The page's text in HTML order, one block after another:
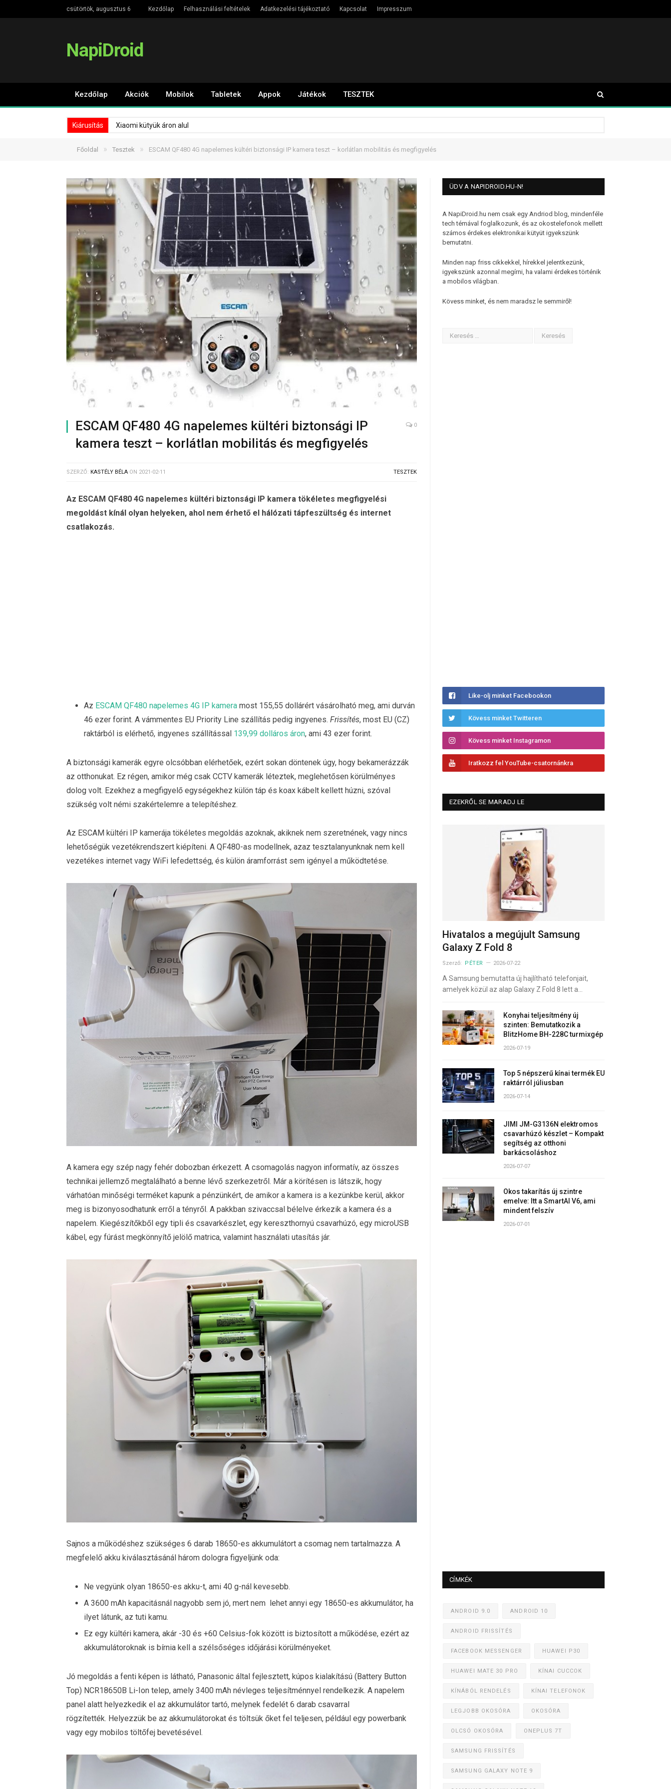
csütörtök, augusztus 6 Kezdőlap Felhasználási feltételek Adatkezelési tájékoztató Kapcsolat Impresszum
NapiDroid
Kezdőlap Akciók Mobilok Tabletek Appok Játékok TESZTEK
Kiárusítás Xiaomi kütyük áron alul
Főoldal » Tesztek » ESCAM QF480 4G napelemes kültéri biztonsági IP kamera teszt – korlátlan mobilitás és megfigyelés
ESCAM QF480 4G napelemes kültéri biztonsági IP
kamera teszt – korlátlan mobilitás és megfigyelés
0
SZERZŐ: KASTÉLY BÉLA ON 2021-02-11 TESZTEK
Az ESCAM QF480 4G napelemes kültéri biztonsági IP kamera tökéletes megfigyelési
megoldást kínál olyan helyeken, ahol nem érhető el hálózati tápfeszültség és internet
csatlakozás.
Az ESCAM QF480 napelemes 4G IP kamera most 155,55 dollárért vásárolható meg, ami durván
46 ezer forint. A vámmentes EU Priority Line szállítás pedig ingyenes. Frissítés, most EU (CZ)
raktárból is elérhető, ingyenes szállítással 139,99 dolláros áron, ami 43 ezer forint.
A biztonsági kamerák egyre olcsóbban elérhetőek, ezért sokan döntenek úgy, hogy bekamerázzák
az otthonukat. Ez régen, amikor még csak CCTV kamerák léteztek, meglehetősen körülményes
dolog volt. Ezekhez a megfigyelő egységekhez külön táp és koax kábelt kellett húzni, szóval
szükség volt némi szakértelemre a telepítéshez.
Az ESCAM kültéri IP kamerája tökéletes megoldás azoknak, akiknek nem szeretnének, vagy nincs
lehetőségük vezetékrendszert kiépíteni. A QF480-as modellnek, azaz tesztalanyunknak nem kell
vezetékes internet vagy WiFi lefedettség, és külön áramforrást sem igényel a működtetése.
A kamera egy szép nagy fehér dobozban érkezett. A csomagolás nagyon informatív, az összes
technikai jellemző megtalálható a benne lévő szerkezetről. Már a körítésen is látszik, hogy
várhatóan minőségi terméket kapunk a pénzünkért, de amikor a kamera is a kezünkbe kerül, akkor
meg is bizonyosodhatunk erről a tényről. A pakkban szivaccsal bélelve érkezik a kamera és a
napelem. Kiegészítőkből egy tipli és csavarkészlet, egy kereszthornyú csavarhúzó, egy microUSB
kábel, egy fúrást megkönnyítő jelölő matrica, valamint használati utasítás jár.
Sajnos a működéshez szükséges 6 darab 18650-es akkumulátort a csomag nem tartalmazza. A
megfelelő akku kiválasztásánál három dologra figyeljünk oda:
Ne vegyünk olyan 18650-es akku-t, ami 40 g-nál kevesebb.
A 3600 mAh kapacitásnál nagyobb sem jó, mert nem lehet annyi egy 18650-es akkumulátor, ha
ilyet látunk, az tuti kamu.
Ez egy kültéri kamera, akár -30 és +60 Celsius-fok között is biztosított a működése, ezért az
akkumulátoroknak is bírnia kell a szélsőséges időjárási körülményeket.
Jó megoldás a fenti képen is látható, Panasonic által fejlesztett, kúpos kialakítású (Battery Button
Top) NCR18650B Li-Ion telep, amely 3400 mAh névleges teljesítménnyel rendelkezik. A napelem
panel alatt helyezkedik el az akkumulátor tartó, melynek fedelét 6 darab csavarral
rögzítették. Helyezzük be az akkumulátorokat és töltsük őket fel teljesen, például egy powerbank
vagy egy mobilos töltőfej bevetésével.
ÜDV A NAPIDROID.HU-N!
A NapiDroid.hu nem csak egy Andriod blog, mindenféle
tech témával foglalkozunk, és az okostelefonok mellett
számos érdekes elektronikai kütyüt igyekszünk
bemutatni.
Minden nap friss cikkekkel, hírekkel jelentkezünk,
igyekszünk azonnal megírni, ha valami érdekes történik
a mobilos világban.
Kövess minket, és nem maradsz le semmiről!
Like-olj minket Facebookon
Kövess minket Twitteren
Kövess minket Instagramon
Iratkozz fel YouTube-csatornánkra
EZEKRŐL SE MARADJ LE
Hivatalos a megújult Samsung
Galaxy Z Fold 8
Szerző: PÉTER 2026-07-22
A Samsung bemutatta új hajlítható telefonjait,
amelyek közül az alap Galaxy Z Fold 8 lett a…
Konyhai teljesítmény új
szinten: Bemutatkozik a
BlitzHome BH-228C turmixgép
2026-07-19
Top 5 népszerű kínai termék EU
raktárról júliusban
2026-07-14
JIMI JM-G3136N elektromos
csavarhúzó készlet – Kompakt
segítség az otthoni
barkácsoláshoz
2026-07-07
Okos takarítás új szintre
emelve: Itt a SmartAI V6, ami
mindent felszív
2026-07-01
CÍMKÉK
ANDROID 9.0 ANDROID 10
ANDROID FRISSÍTÉS
FACEBOOK MESSENGER HUAWEI P30
HUAWEI MATE 30 PRO KÍNAI CUCCOK
KÍNÁBÓL RENDELÉS KÍNAI TELEFONOK
LEGJOBB OKOSÓRA OKOSÓRA
OLCSÓ OKOSÓRA ONEPLUS 7T
SAMSUNG FRISSÍTÉS
SAMSUNG GALAXY NOTE 9